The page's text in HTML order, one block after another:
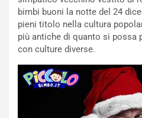
bimbi buoni la notte del 24
pieni titolo nella cultura
più antiche di quanto si possa
con culture diverse.